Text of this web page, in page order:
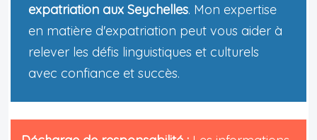
expatriation aux Seychelles. Mon expertise
en matière d'expatriation peut vous aider à
relever les défis linguistiques et culturels
avec confiance et succès.